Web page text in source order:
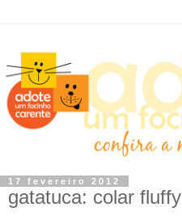
17 fevereiro 2012
gatatuca: colar fluffy